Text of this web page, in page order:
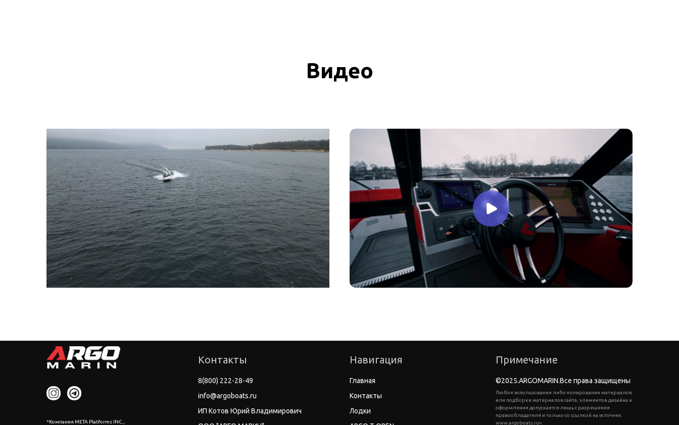
Видео
*Компания META Platforms INC.,
Примечание
Навигация
Контакты
ИП Котов Юрий Владимирович
info@argoboats.ru
8(800) 222-28-49
Любое использование либо копирование материалов
или подборки материалов сайта, элементов дизайна и
оформления допускается лишь с разрешения
правообладателя и только со ссылкой на источник:
www.argoboats.ru».
©2025.ARGOMARIN.Все права защищены
Лодки
Контакты
Главная